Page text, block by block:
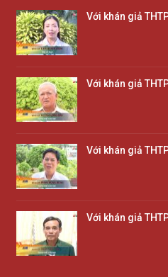
Với khán giả
Với khán giả
Với khán giả
Với khán giả